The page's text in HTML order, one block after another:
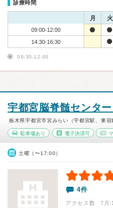
診療時間
月 火
09:00-12:00
14:30-16:30
09:30-12:00
宇都宮脳脊髄センタ
栃木県宇都宮市宮みらい（宇都宮駅、東宿
駐車場あり 電子決済可
土曜（〜17:00）
4件
アクセス数 7月: